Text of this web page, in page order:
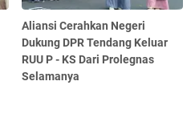
Aliansi Cerahkan Negeri
Dukung DPR Tendang Keluar
RUU P - KS Dari Prolegnas
Selamanya